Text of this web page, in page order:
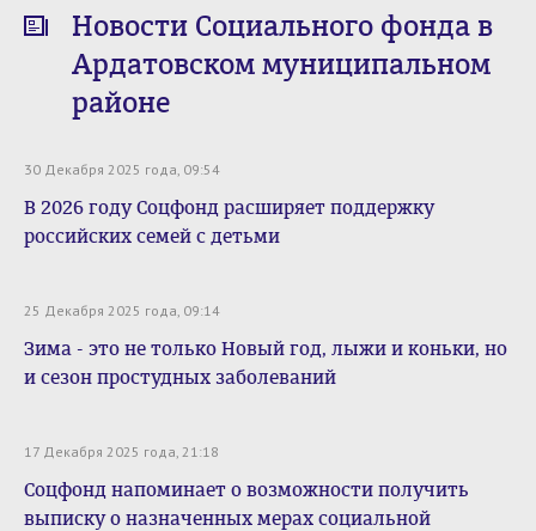
Новости Социального фонда в
Ардатовском муниципальном
районе
30 Декабря 2025 года, 09:54
В 2026 году Соцфонд расширяет поддержку
российских семей с детьми
25 Декабря 2025 года, 09:14
Зима - это не только Новый год, лыжи и коньки, но
и сезон простудных заболеваний
17 Декабря 2025 года, 21:18
Соцфонд напоминает о возможности получить
выписку о назначенных мерах социальной